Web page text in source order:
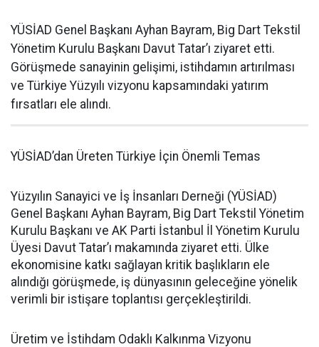
YÜSİAD Genel Başkanı Ayhan Bayram, Big Dart Tekstil
Yönetim Kurulu Başkanı Davut Tatar’ı ziyaret etti.
Görüşmede sanayinin gelişimi, istihdamın artırılması
ve Türkiye Yüzyılı vizyonu kapsamındaki yatırım
fırsatları ele alındı.
YÜSİAD’dan Üreten Türkiye İçin Önemli Temas
Yüzyılın Sanayici ve İş İnsanları Derneği (YÜSİAD)
Genel Başkanı Ayhan Bayram, Big Dart Tekstil Yönetim
Kurulu Başkanı ve AK Parti İstanbul İl Yönetim Kurulu
Üyesi Davut Tatar’ı makamında ziyaret etti. Ülke
ekonomisine katkı sağlayan kritik başlıkların ele
alındığı görüşmede, iş dünyasının geleceğine yönelik
verimli bir istişare toplantısı gerçekleştirildi.
Üretim ve İstihdam Odaklı Kalkınma Vizyonu